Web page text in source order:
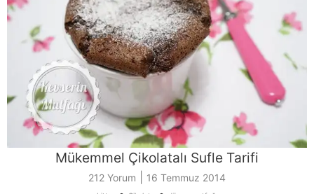
Mükemmel Çikolatalı Sufle Tarifi
212 Yorum 16 Temmuz 2014